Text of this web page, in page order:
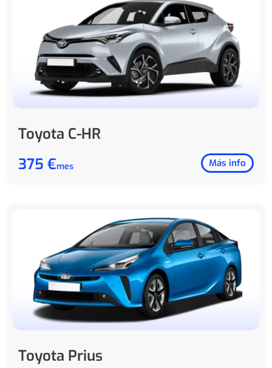
Toyota C-HR
375 €mes Más info
Toyota Prius